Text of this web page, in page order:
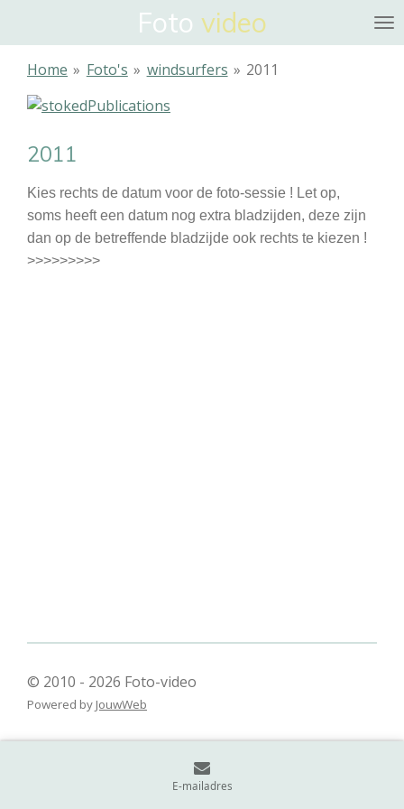
naar
hoofdinhoud
Foto video
Home » Foto's » windsurfers » 2011
2011
Kies rechts de datum voor de foto-sessie ! Let op,
soms heeft een datum nog extra bladzijden, deze zijn
dan op de betreffende bladzijde ook rechts te kiezen !
>>>>>>>>>
© 2010 - 2026 Foto-video
Powered by JouwWeb
E-mailadres